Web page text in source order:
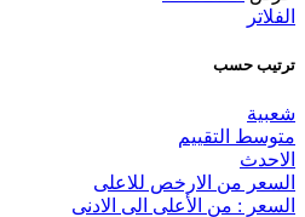
الفلاتر
ترتيب حسب
شعبية
متوسط التقييم
الاحدث
السعر من الارخص للاعلى
السعر : من الأعلى الى الادنى